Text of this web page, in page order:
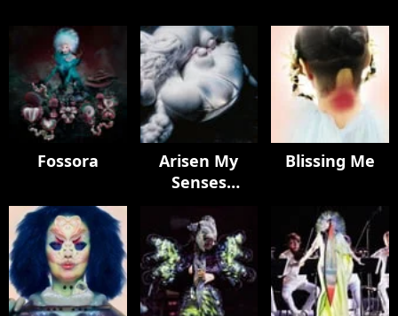
Fossora
Arisen My
Senses
Blissing Me